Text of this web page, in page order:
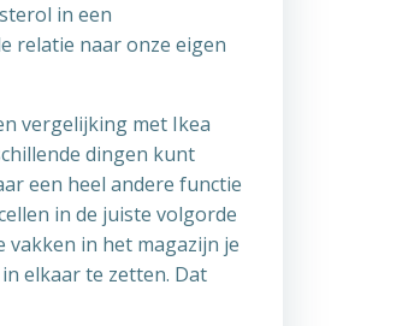
in een
relatie naar onze eigen
vergelijking met Ikea
dingen kunt
een heel andere functie
in de juiste volgorde
vakken in het magazijn je
elkaar te zetten. Dat